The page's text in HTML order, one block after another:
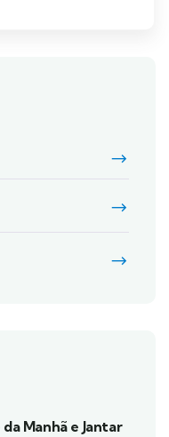
Manhã e Jantar